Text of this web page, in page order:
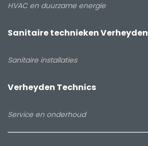
HVAC en duurzame energie
Sanitaire technieken Verheyden
Sanitaire installaties
Verheyden Technics
Service en onderhoud